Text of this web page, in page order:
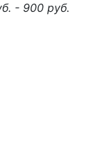
- 900 руб.